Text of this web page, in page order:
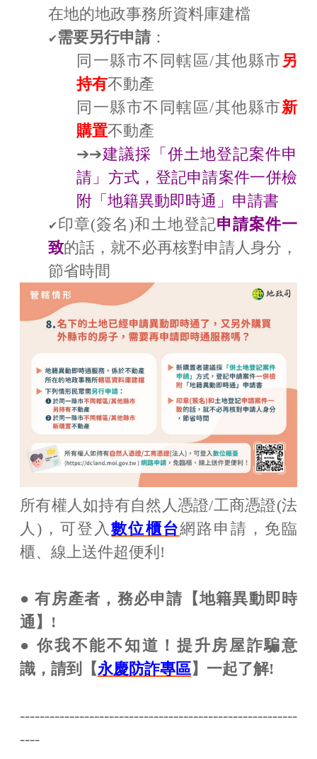
在地的地政事務所資料庫建檔
✔需要另行申請：
同一縣市不同轄區/其他縣市 另
持有不動產
同一縣市不同轄區/其他縣市新
購置不動產
➔➔建議採「併土地登記案件申
請」方式，登記申請案件一併檢
附「地籍異動即時通」申請書
✔印章(簽名)和土地登記申請案件一
致的話，就不必再核對申請人身分，
節省時間
所有權人如持有自然人憑證/工商憑證(法
人)，可登入數位櫃台網路申請，免臨
櫃、線上送件超便利!
●有房產者，務必申請【地籍異動即時
通】!
●你我不能不知道！提升房屋詐騙意
識，請到【永慶防詐專區】一起了解!
--------------------------------------------------------
----